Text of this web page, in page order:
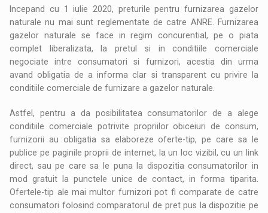
Incepand cu 1 iulie 2020, preturile pentru furnizarea gazelor
naturale nu mai sunt reglementate de catre ANRE. Furnizarea
gazelor naturale se face in regim concurential, pe o piata
complet liberalizata, la pretul si in conditiile comerciale
negociate intre consumatori si furnizori, acestia din urma
avand obligatia de a informa clar si transparent cu privire la
conditiile comerciale de furnizare a gazelor naturale.
Astfel, pentru a da posibilitatea consumatorilor de a alege
conditiile comerciale potrivite propriilor obiceiuri de consum,
furnizorii au obligatia sa elaboreze oferte-tip, pe care sa le
publice pe paginile proprii de internet, la un loc vizibil, cu un link
direct, sau pe care sa le puna la dispozitia consumatorilor in
mod gratuit la punctele unice de contact, in forma tiparita.
Ofertele-tip ale mai multor furnizori pot fi comparate de catre
consumatori folosind comparatorul de pret pus la dispozitie pe